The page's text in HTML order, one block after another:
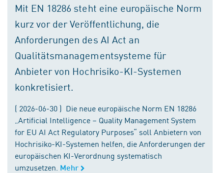
Mit EN 18286 steht eine europäische Norm
kurz vor der Veröffentlichung, die
Anforderungen des AI Act an
Qualitätsmanagementsysteme für
Anbieter von Hochrisiko-KI-Systemen
konkretisiert.
( 2026-06-30 ) Die neue europäische Norm EN 18286
„Artificial Intelligence – Quality Management System
for EU AI Act Regulatory Purposes“ soll Anbietern von
Hochrisiko-KI-Systemen helfen, die Anforderungen der
europäischen KI-Verordnung systematisch
umzusetzen. Mehr